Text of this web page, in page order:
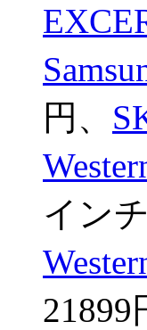
円、
インチ
21899